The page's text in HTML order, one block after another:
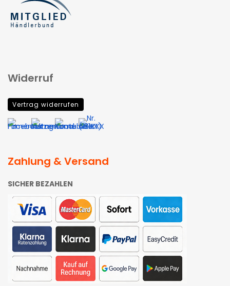
Widerruf
Vertrag widerrufen
Zahlung & Versand
SICHER BEZAHLEN